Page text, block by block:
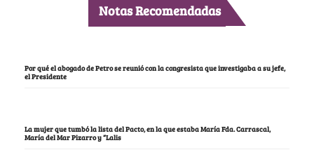
Notas Recomendadas
Por qué el abogado de Petro se reunió con la congresista que investigaba a su jefe,
el Presidente
La mujer que tumbó la lista del Pacto, en la que estaba María Fda. Carrascal,
María del Mar Pizarro y “Lalis